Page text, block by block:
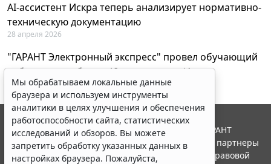
AI-ассистент Искра теперь анализирует нормативно-
техническую документацию
28 апреля 2026
"ГАРАНТ Электронный экспресс" провел обучающий
вебинар по работе с AI-ассистентом Искра
23 апреля 2026
Мы обрабатываем локальные данные
браузера и используем инструменты
аналитики в целях улучшения и обеспечения
работоспособности сайта, статистических
исследований и обзоров. Вы можете
запретить обработку указанных данных в
настройках браузера. Пожалуйста,
© ООО "НПП "ГАРАНТ-СЕРВИС", 2026. Система ГАРАНТ
выпускается с 1990 года. Компания "Гарант" и ее партнеры
являются участниками Российской ассоциации правовой